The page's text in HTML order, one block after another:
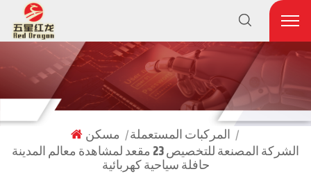
مسكن | المركبات المستعملة |
الشركة المصنعة للتخصيص 23 مقعد لمشاهدة معالم المدينة
حافلة سياحية كهربائية